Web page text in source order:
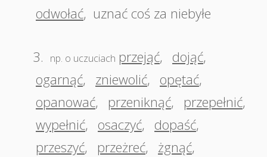
odwołać, uznać coś za niebyłe
3. np. o uczuciach przejąć, dojąć,
ogarnąć, zniewolić, opętać,
opanować, przeniknąć, przepełnić,
wypełnić, osaczyć, dopaść,
przeszyć, przeżreć, żgnąć,